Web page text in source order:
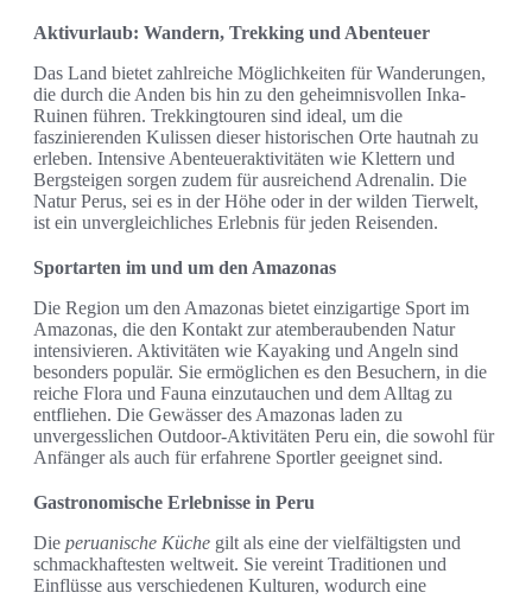
Aktivurlaub: Wandern, Trekking und Abenteuer
Das Land bietet zahlreiche Möglichkeiten für Wanderungen,
die durch die Anden bis hin zu den geheimnisvollen Inka-
Ruinen führen. Trekkingtouren sind ideal, um die
faszinierenden Kulissen dieser historischen Orte hautnah zu
erleben. Intensive Abenteueraktivitäten wie Klettern und
Bergsteigen sorgen zudem für ausreichend Adrenalin. Die
Natur Perus, sei es in der Höhe oder in der wilden Tierwelt,
ist ein unvergleichliches Erlebnis für jeden Reisenden.
Sportarten im und um den Amazonas
Die Region um den Amazonas bietet einzigartige Sport im
Amazonas, die den Kontakt zur atemberaubenden Natur
intensivieren. Aktivitäten wie Kayaking und Angeln sind
besonders populär. Sie ermöglichen es den Besuchern, in die
reiche Flora und Fauna einzutauchen und dem Alltag zu
entfliehen. Die Gewässer des Amazonas laden zu
unvergesslichen Outdoor-Aktivitäten Peru ein, die sowohl für
Anfänger als auch für erfahrene Sportler geeignet sind.
Gastronomische Erlebnisse in Peru
Die peruanische Küche gilt als eine der vielfältigsten und
schmackhaftesten weltweit. Sie vereint Traditionen und
Einflüsse aus verschiedenen Kulturen, wodurch eine